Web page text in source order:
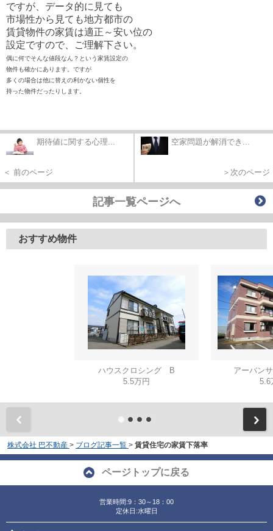
ですが、データ的に見ても
市場性から見ても地方都市の
賃貸物件の家賃は適正～安い位の
設定ですので、ご理解下さい。
偶に何でそんな値段なん？という家賃設定の
物件も確かにあります。ですが
多くの場合は他に替えの利かない個性を
持った物件だったりします。
期待値に関する心理...
＜ 前のページ
空家問題が解消でき...
＞次のページ
記事一覧ページへ
おすすめ物件
ハウスクロシング B
5.5万円
アーバン
5.6
株式会社 巴不動産 > ブログ記事一覧 > 賃貸住宅の家賃下落率
ページトップに戻る
営業時間:9：30～18：00
定休日:水曜日